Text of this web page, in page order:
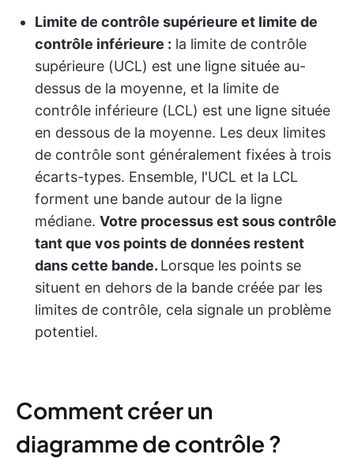
Limite de contrôle supérieure et limite de
contrôle inférieure : la limite de contrôle
supérieure (UCL) est une ligne située au-
dessus de la moyenne, et la limite de
contrôle inférieure (LCL) est une ligne située
en dessous de la moyenne. Les deux limites
de contrôle sont généralement fixées à trois
écarts-types. Ensemble, l'UCL et la LCL
forment une bande autour de la ligne
médiane. Votre processus est sous contrôle
tant que vos points de données restent
dans cette bande. Lorsque les points se
situent en dehors de la bande créée par les
limites de contrôle, cela signale un problème
potentiel.
Comment créer un
diagramme de contrôle ?